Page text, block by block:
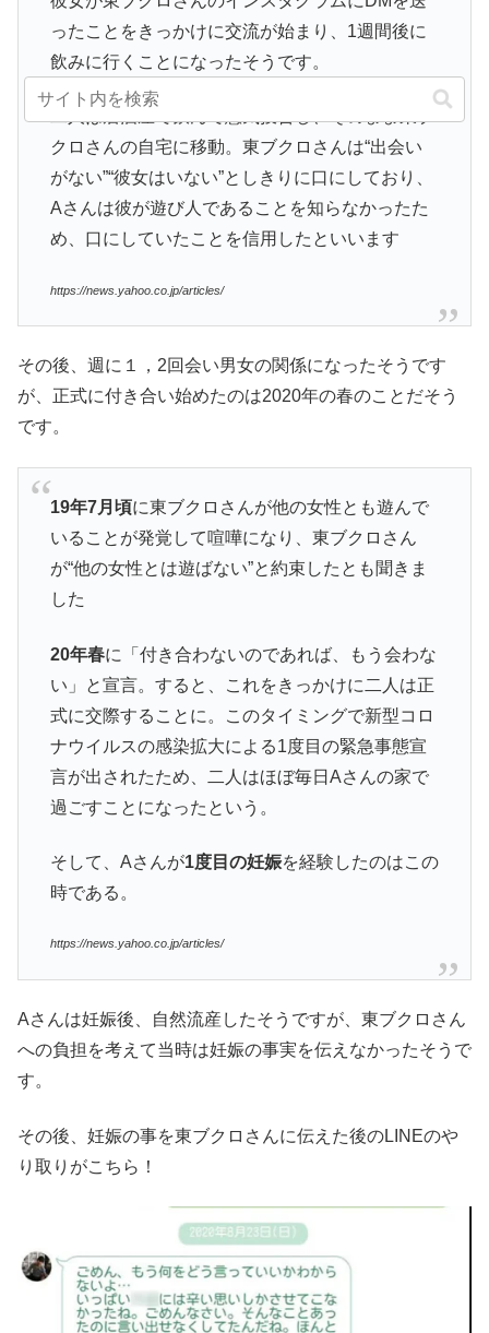
ったことをきっかけに交流が始まり、1週間後に
飲みに行くことになったそうです。
クロさんの自宅に移動。東ブクロさんは“出会い
がない”“彼女はいない”としきりに口にしており、
Aさんは彼が遊び人であることを知らなかったた
め、口にしていたことを信用したといいます
https://news.yahoo.co.jp/articles/
その後、週に１，2回会い男女の関係になったそうです
が、正式に付き合い始めたのは2020年の春のことだそう
です。
19年7月頃に東ブクロさんが他の女性とも遊んで
いることが発覚して喧嘩になり、東ブクロさん
が“他の女性とは遊ばない”と約束したとも聞きま
した
20年春に「付き合わないのであれば、もう会わな
い」と宣言。すると、これをきっかけに二人は正
式に交際することに。このタイミングで新型コロ
ナウイルスの感染拡大による1度目の緊急事態宣
言が出されたため、二人はほぼ毎日Aさんの家で
過ごすことになったという。
そして、Aさんが1度目の妊娠を経験したのはこの
時である。
https://news.yahoo.co.jp/articles/
Aさんは妊娠後、自然流産したそうですが、東ブクロさん
への負担を考えて当時は妊娠の事実を伝えなかったそうで
す。
その後、妊娠の事を東ブクロさんに伝えた後のLINEのや
り取りがこちら！